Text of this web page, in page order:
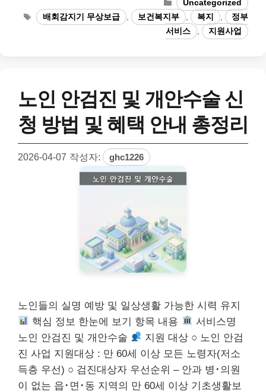
테
고
리
Uncategorized
태
그
배회감지기 무상보급 , 보건복지부 , 복지 ,
정부
서비스
, 지원사업
노인 안검진 및 개안수술 신
청 방법 및 혜택 안내 총정리
2026-04-07 작성자: ghc1226
노인들의 실명 예방 및 일상생활 가능한 시력 유지
핵심 정보 한눈에 보기 항목 내용
서비스명
노인 안검진 및 개안수술
지원 대상 ○ 노인 안검
진 사업 지원대상 : 만 60세 이상 모든 노령자(저소
득층 우선) ○ 검진대상자 우선순위 – 안과 병･의원
이 없는 읍･면･동 지역의 만 60세 이상 기초생활보